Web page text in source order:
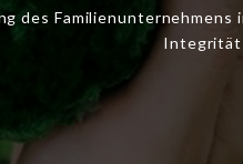
des
Integrität